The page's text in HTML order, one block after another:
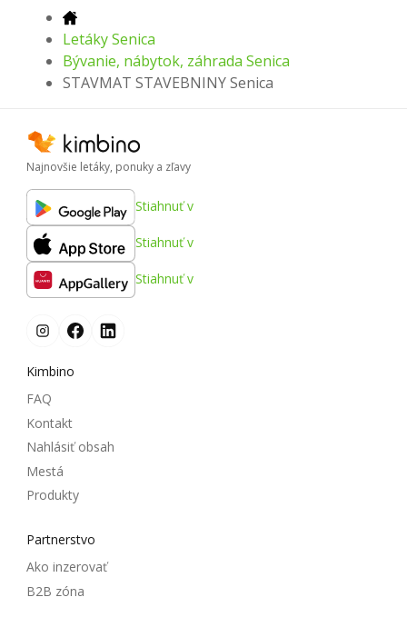
Letáky Senica
Bývanie, nábytok, záhrada Senica
STAVMAT STAVEBNINY Senica
Najnovšie letáky, ponuky a zľavy
Stiahnuť v
Stiahnuť v
Stiahnuť v
Kimbino
FAQ
Kontakt
Nahlásiť obsah
Mestá
Produkty
Partnerstvo
Ako inzerovať
B2B zóna